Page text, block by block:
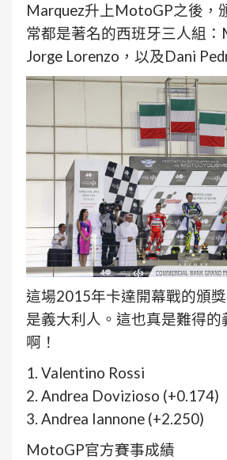
Marquez升上MotoGP之後，
常都是著名的西班牙三人組：
Jorge Lorenzo，以及Dani
這場2015年卡達開幕戰的頒
是義大利人。這也真是難得的
啊！
1. Valentino Rossi
2. Andrea Dovizioso (+0.174)
3. Andrea Iannone (+2.250)
MotoGP官方賽事成績